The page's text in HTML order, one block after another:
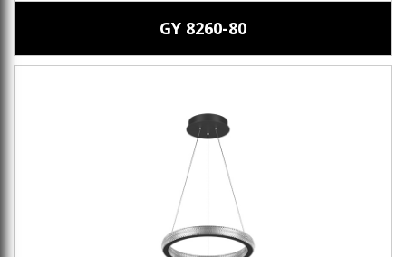
GY 8260-80